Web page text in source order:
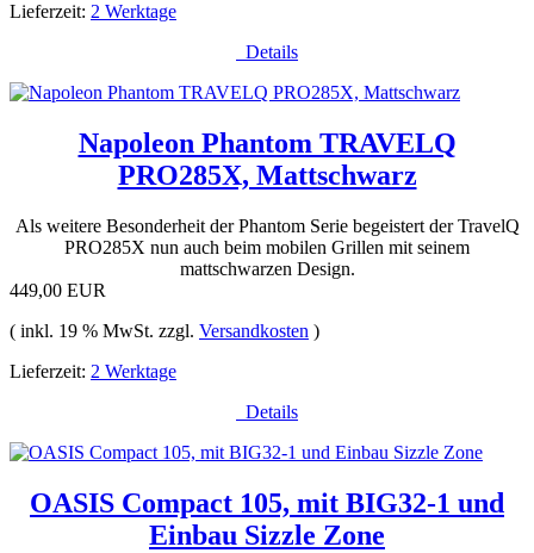
Lieferzeit: 2 Werktage
Details
Napoleon Phantom TRAVELQ
PRO285X, Mattschwarz
Als weitere Besonderheit der Phantom Serie begeistert der TravelQ
PRO285X nun auch beim mobilen Grillen mit seinem
mattschwarzen Design.
449,00 EUR
( inkl. 19 % MwSt. zzgl. Versandkosten )
Lieferzeit: 2 Werktage
Details
OASIS Compact 105, mit BIG32-1 und
Einbau Sizzle Zone